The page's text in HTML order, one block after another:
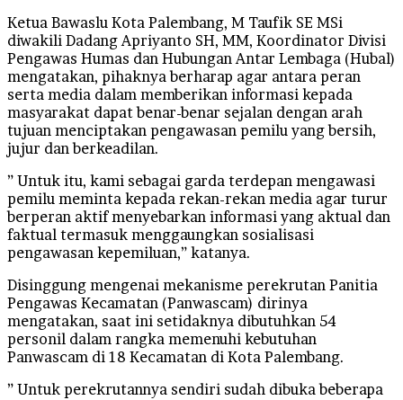
Ketua Bawaslu Kota Palembang, M Taufik SE MSi
diwakili Dadang Apriyanto SH, MM, Koordinator Divisi
Pengawas Humas dan Hubungan Antar Lembaga (Hubal)
mengatakan, pihaknya berharap agar antara peran
serta media dalam memberikan informasi kepada
masyarakat dapat benar-benar sejalan dengan arah
tujuan menciptakan pengawasan pemilu yang bersih,
jujur dan berkeadilan.
” Untuk itu, kami sebagai garda terdepan mengawasi
pemilu meminta kepada rekan-rekan media agar turur
berperan aktif menyebarkan informasi yang aktual dan
faktual termasuk menggaungkan sosialisasi
pengawasan kepemiluan,” katanya.
Disinggung mengenai mekanisme perekrutan Panitia
Pengawas Kecamatan (Panwascam) dirinya
mengatakan, saat ini setidaknya dibutuhkan 54
personil dalam rangka memenuhi kebutuhan
Panwascam di 18 Kecamatan di Kota Palembang.
” Untuk perekrutannya sendiri sudah dibuka beberapa